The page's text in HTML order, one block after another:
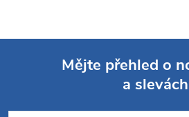
Mějte přehled o
a slevách